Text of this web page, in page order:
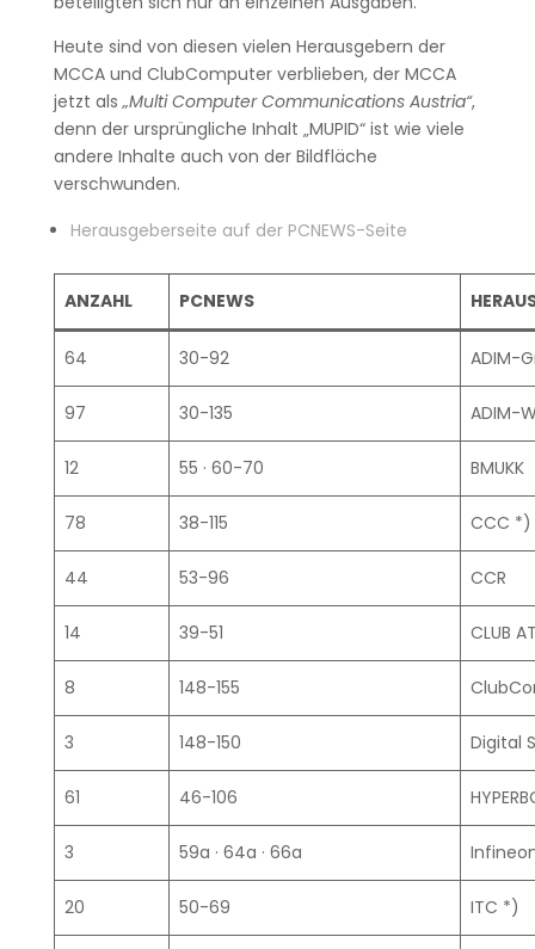
Heute sind von diesen vielen Herausgebern der
MCCA und ClubComputer verblieben, der MCCA
jetzt als„Multi Computer Communications Austria“,
denn der ursprüngliche Inhalt „MUPID“ ist wie viele
andere Inhalte auch von der Bildfläche
verschwunden.
Herausgeberseite auf der PCNEWS-Seite
ANZAHL PCNEWS
64 30-92 ADIM-
97 30-135 ADIM-
12 55 · 60-70 BMUKK
78 38-115 CCC *)
44 53-96 CCR
14 39-51 CLUB
8 148-155
3 148-150 Digital
61 46-106
3 59a · 64a · 66a
20 50-69 ITC *)